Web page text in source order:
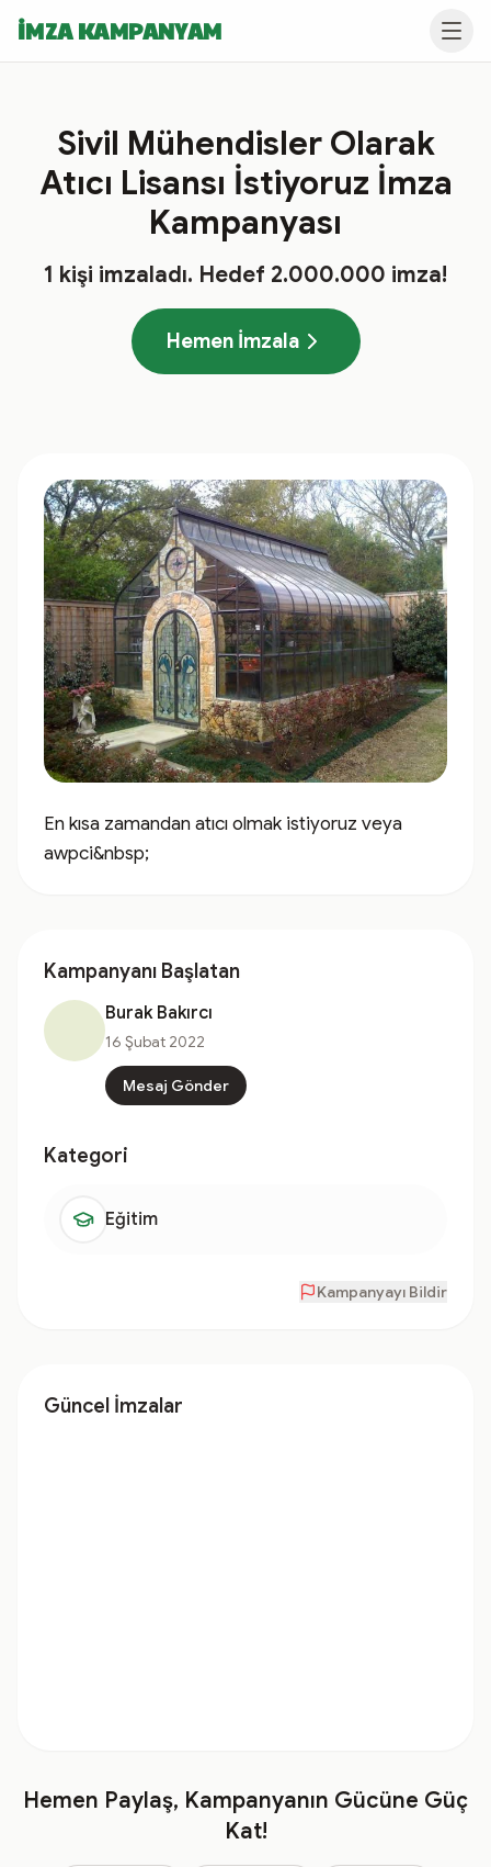
İMZA KAMPANYAM
Sivil Mühendisler Olarak
Atıcı Lisansı İstiyoruz İmza
Kampanyası
1 kişi imzaladı. Hedef 2.000.000 imza!
Hemen İmzala
En kısa zamandan atıcı olmak istiyoruz veya
awpci&nbsp;
Kampanyanı Başlatan
Burak Bakırcı
16 Şubat 2022
Mesaj Gönder
Kategori
Eğitim
Kampanyayı Bildir
Güncel İmzalar
Hemen Paylaş, Kampanyanın Gücüne Güç
Kat!